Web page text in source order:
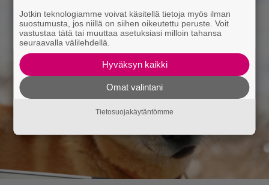
Jotkin teknologiamme voivat käsitellä tietoja myös ilman
suostumusta, jos niillä on siihen oikeutettu peruste. Voit
vastustaa tätä tai muuttaa asetuksiasi milloin tahansa
seuraavalla välilehdellä.
Hyväksyn kaikki
Omat valintani
Tietosuojakäytäntömme